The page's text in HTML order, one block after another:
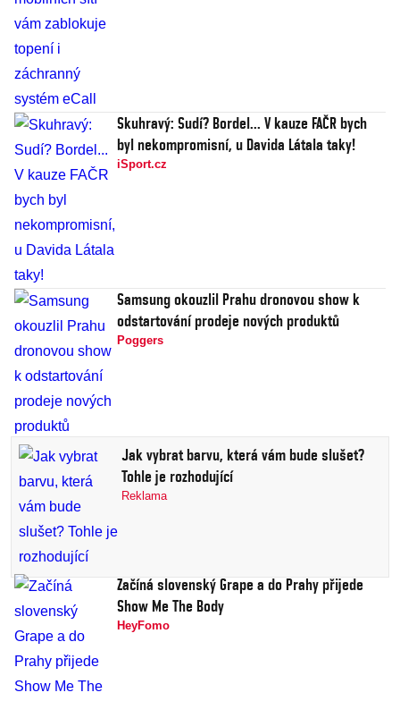
Skuhravý: Sudí? Bordel... V kauze FAČR bych
byl nekompromisní, u Davida Látala taky!
iSport.cz
Samsung okouzlil Prahu dronovou show k
odstartování prodeje nových produktů
Poggers
Jak vybrat barvu, která vám bude slušet?
Tohle je rozhodující
Reklama
Začíná slovenský Grape a do Prahy přijede
Show Me The Body
HeyFomo